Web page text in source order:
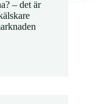
– det är